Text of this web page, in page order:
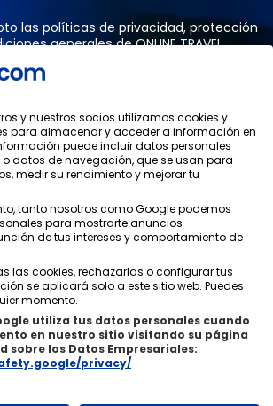
las políticas de privacidad, protección
generalesde ONLINE TRAVEL
Política de Privacidad
Condiciones Generales
Política de Cookies
Aviso Legal
Quiénes Somos ixigo
Todos los derechos reservados.
y nuestros socios utilizamos cookies y
para almacenar y acceder a información en
puede incluir datos personales
datos de navegación, que se usan para
medir su rendimiento y mejorar tu
tanto nosotros como Google podemos
para mostrarte anuncios
de tus intereses y comportamiento de
las cookies, rechazarlas o configurar tus
se aplicará solo a este sitio web. Puedes
momento.
utiliza tus datos personales cuando
en nuestro sitio visitando su página
sobre los Datos Empresariales:
privacy/